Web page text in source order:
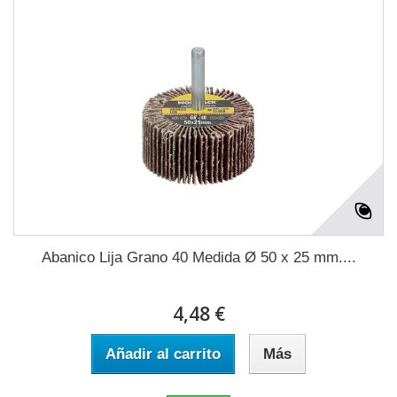
Abanico Lija Grano 40 Medida Ø 50 x 25 mm....
4,48 €
Añadir al carrito Más